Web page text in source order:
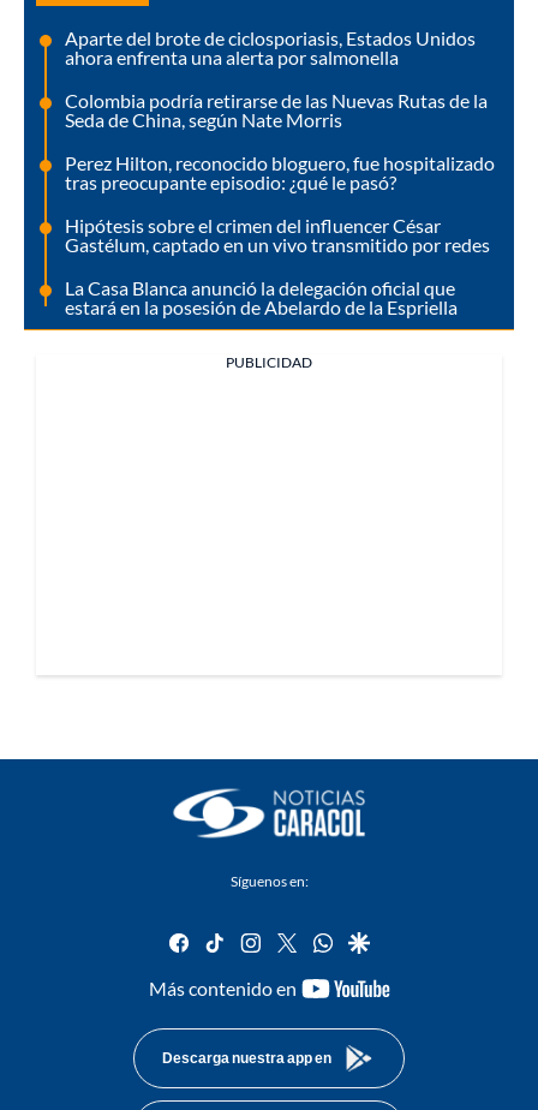
Aparte del brote de ciclosporiasis, Estados Unidos
ahora enfrenta una alerta por salmonella
Colombia podría retirarse de las Nuevas Rutas de la
Seda de China, según Nate Morris
Perez Hilton, reconocido bloguero, fue hospitalizado
tras preocupante episodio: ¿qué le pasó?
Hipótesis sobre el crimen del influencer César
Gastélum, captado en un vivo transmitido por redes
La Casa Blanca anunció la delegación oficial que
estará en la posesión de Abelardo de la Espriella
PUBLICIDAD
Síguenos en:
facebook
tiktok instagram
twitterwhatsapp
google
Más contenido en
youtube-
Descarga nuestra app en